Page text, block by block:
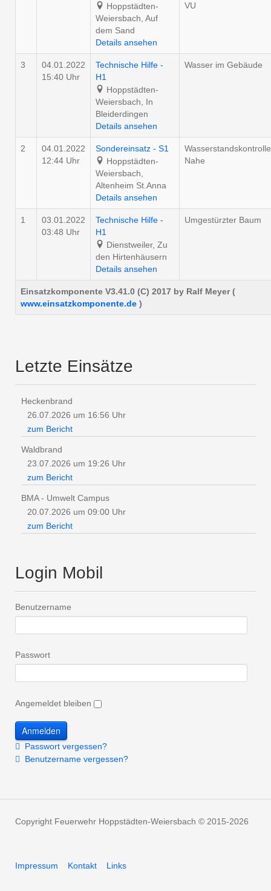
Hoppstädten-
Weiersbach, Auf
dem Sand
Details ansehen
VU
3
04.01.2022
15:40 Uhr
Technische Hilfe -
H1
Hoppstädten-
Weiersbach, In
Bleiderdingen
Details ansehen
Wasser im Gebäude
2
04.01.2022
12:44 Uhr
Sondereinsatz - S1
Hoppstädten-
Weiersbach,
Altenheim St.Anna
Details ansehen
Wasserstandskontrolle
Nahe
1
03.01.2022
03:48 Uhr
Technische Hilfe -
H1
Dienstweiler, Zu
den Hirtenhäusern
Details ansehen
Umgestürzter Baum
Einsatzkomponente V3.41.0 (C) 2017 by Ralf Meyer (
www.einsatzkomponente.de )
Letzte Einsätze
Heckenbrand
26.07.2026 um 16:56 Uhr
zum Bericht
Waldbrand
23.07.2026 um 19:26 Uhr
zum Bericht
BMA - Umwelt Campus
20.07.2026 um 09:00 Uhr
zum Bericht
Login Mobil
Benutzername
Passwort
Angemeldet bleiben
Passwort vergessen?
Benutzername vergessen?
Copyright Feuerwehr Hoppstädten-Weiersbach © 2015-2026
Impressum Kontakt Links